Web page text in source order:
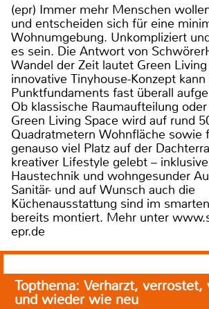
(epr) Immer mehr Menschen
und entscheiden sich für eine
Wohnumgebung. Unkompliziert
es sein. Die Antwort von
Wandel der Zeit lautet Green
innovative Tinyhouse-Konzept
Punktfundaments fast überall
Ob klassische Raumaufteilung
Green Living Space wird auf rund
Quadratmetern Wohnfläche sowie
genauso viel Platz auf der
kreativer Lifestyle gelebt –
Haustechnik und wohngesunder
Sanitär- und auf Wunsch auch die
Küchenausstattung sind im
bereits montiert. Mehr unter
epr.de
Topthema: Verharzt, verrostet,
und wieder wie neu